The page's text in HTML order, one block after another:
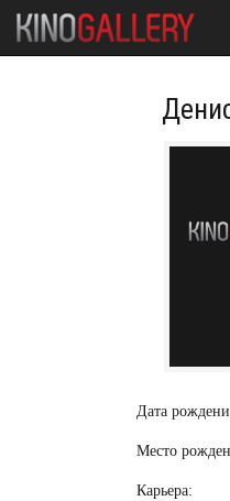
Дата
Место
Карьера: